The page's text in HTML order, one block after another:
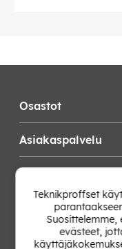
Osastot
Asiakaspalvelu
Vaihda Maa
Teknikproffset
evästeet,